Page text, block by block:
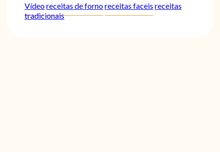
Vídeoreceitas de fornoreceitas faceis receitas
tradicionais